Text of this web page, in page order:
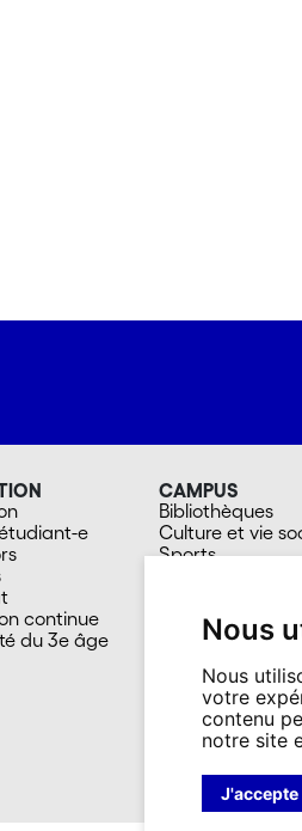
Nous
Nous
votre
contenu
notre site
J'accepte
e
continue
du 3e âge
CAMPUS
Bibliothèques
Culture et vie
Sports
En images